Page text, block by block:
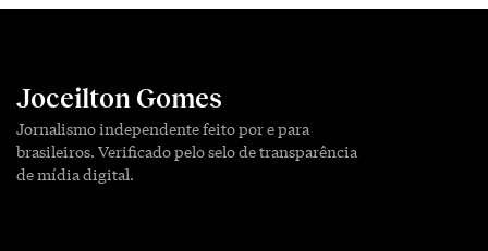
Joceilton Gomes
Jornalismo independente feito por e para
brasileiros. Verificado pelo selo de transparência
de mídia digital.